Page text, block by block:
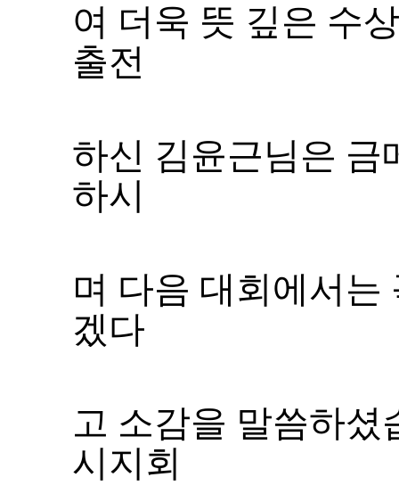
여 더욱 뜻 깊은 수
출전
하시
며
겠다
고 소감을 말씀하셨
시지회